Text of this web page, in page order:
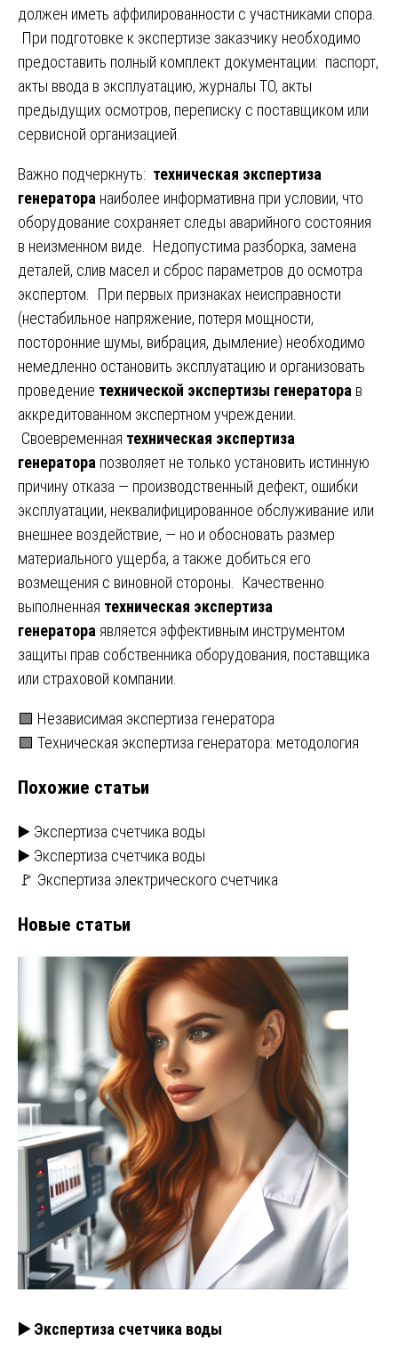
должен иметь аффилированности с участниками спора.
При подготовке к экспертизе заказчику необходимо
предоставить полный комплект документации: паспорт,
акты ввода в эксплуатацию, журналы ТО, акты
предыдущих осмотров, переписку с поставщиком или
сервисной организацией.
Важно подчеркнуть: техническая экспертиза
генератора наиболее информативна при условии, что
оборудование сохраняет следы аварийного состояния
в неизменном виде. Недопустима разборка, замена
деталей, слив масел и сброс параметров до осмотра
экспертом. При первых признаках неисправности
(нестабильное напряжение, потеря мощности,
посторонние шумы, вибрация, дымление) необходимо
немедленно остановить эксплуатацию и организовать
проведение технической экспертизы генератора в
аккредитованном экспертном учреждении.
Своевременная техническая экспертиза
генератора позволяет не только установить истинную
причину отказа — производственный дефект, ошибки
эксплуатации, неквалифицированное обслуживание или
внешнее воздействие, — но и обосновать размер
материального ущерба, а также добиться его
возмещения с виновной стороны. Качественно
выполненная техническая экспертиза
генератора является эффективным инструментом
защиты прав собственника оборудования, поставщика
или страховой компании.
Навигация
записям
🟩 Независимая экспертиза генератора
🟩 Техническая экспертиза генератора: методология
Похожие статьи
▶️ Экспертиза счетчика воды
▶️ Экспертиза счетчика воды
🚩 Экспертиза электрического счетчика
Новые статьи
▶️ Экспертиза счетчика воды